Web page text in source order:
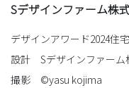
Sデザインファーム株
デザインアワード2024住
設計 Sデザインファーム
撮影 ©︎yasu kojima